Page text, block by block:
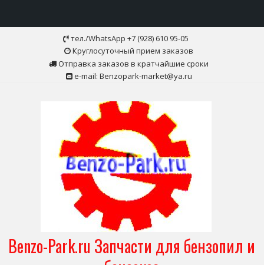
тел./WhatsApp +7 (928) 610 95-05
Круглосуточный прием заказов
Отправка заказов в кратчайшие сроки
e-mail: Benzopark-market@ya.ru
Benzo-Park.ru Запчасти для бензопил и